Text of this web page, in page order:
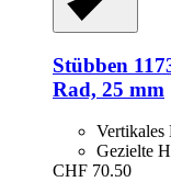
Stübben
Rad, 25 mm
Vertikales
Gezielte
CHF 70.50